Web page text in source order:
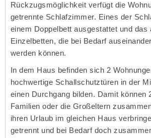
Rückzugsmöglichkeit verfügt die
getrennte Schlafzimmer. Eines der
einem Doppelbett ausgestattet und das
Einzelbetten, die bei Bedarf
werden können.
In dem Haus befinden sich 2
hochwertige Schallschutztüren in der
einen Durchgang bilden. Damit können
Familien oder die Großeltern
ihren Urlaub im gleichen Haus
getrennt und bei Bedarf doch